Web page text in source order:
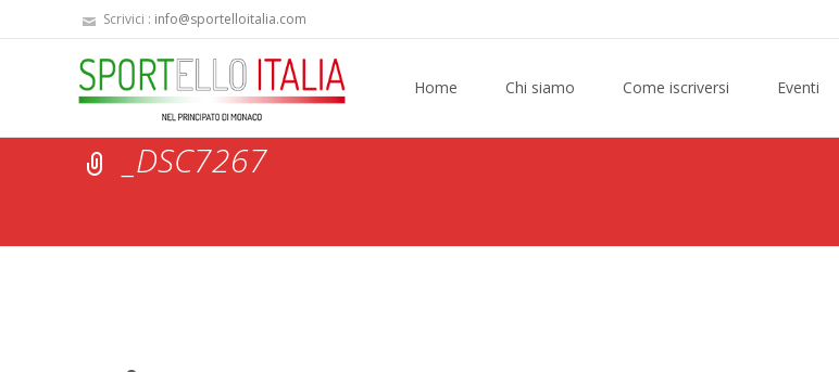
Scrivici : info@sportelloitalia.com
Home Chi siamo Come iscriversi Eventi
_DSC7267